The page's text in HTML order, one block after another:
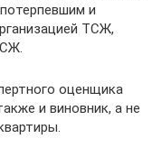
и
ТСЖ,
оценщика
и виновник, а не